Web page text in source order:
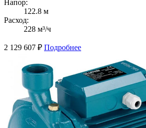
Напор:
122.8 м
Расход:
228 м³/ч
2 129 607 ₽ Подробнее